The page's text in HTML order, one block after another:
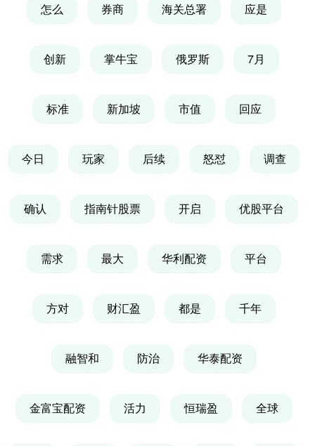
怎么 券商 海关总署 应是
创新 掌牛宝 俄罗斯 7月
标准 新加坡 市值 回应
今日 玩家 后续 怒怼 调查
确认 指南针股票 开启 优股平台
需求 最大 华利配资 平台
方对 财汇盈 都是 千年
融智和 防治 华泰配资
金富宝配资 活力 恒瑞盈 全球